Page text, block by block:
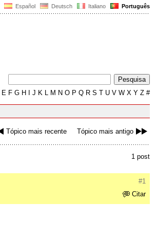
Español Deutsch Italiano Português
E F G H J K L M N O P Q R S T U V W X Y Z #
Tópico mais recente Tópico mais antigo
1 post
#1
Citar